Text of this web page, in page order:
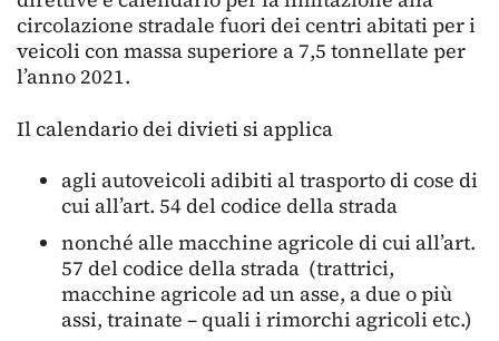
circolazione stradale fuori dei centri abitati per i
veicoli con massa superiore a 7,5 tonnellate per
l’anno 2021.
Il calendario dei divieti si applica
agli autoveicoli adibiti al trasporto di cose di
cui all’art. 54 del codice della strada
nonché alle macchine agricole di cui all’art.
57 del codice della strada (trattrici,
macchine agricole ad un asse, a due o più
assi, trainate – quali i rimorchi agricoli etc.)